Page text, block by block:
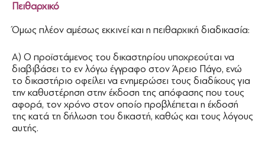
Πειθαρχικό
Όμως πλέον αμέσως εκκινεί και η πειθαρχική διαδικασία:
Α) Ο προϊστάμενος του δικαστηρίου υποχρεούται να
διαβιβάσει το εν λόγω έγγραφο στον Άρειο Πάγο, ενώ
το δικαστήριο οφείλει να ενημερώσει τους διαδίκους για
την καθυστέρηση στην έκδοση της απόφασης που τους
αφορά, τον χρόνο στον οποίο προβλέπεται η έκδοσή
της κατά τη δήλωση του δικαστή, καθώς και τους λόγους
αυτής.